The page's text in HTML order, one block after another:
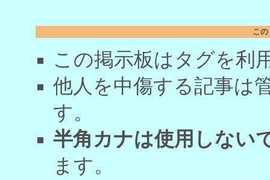
こ
この掲示板はタグを利
他人を中傷する記事は
す。
半角カナは使用しない
ます。